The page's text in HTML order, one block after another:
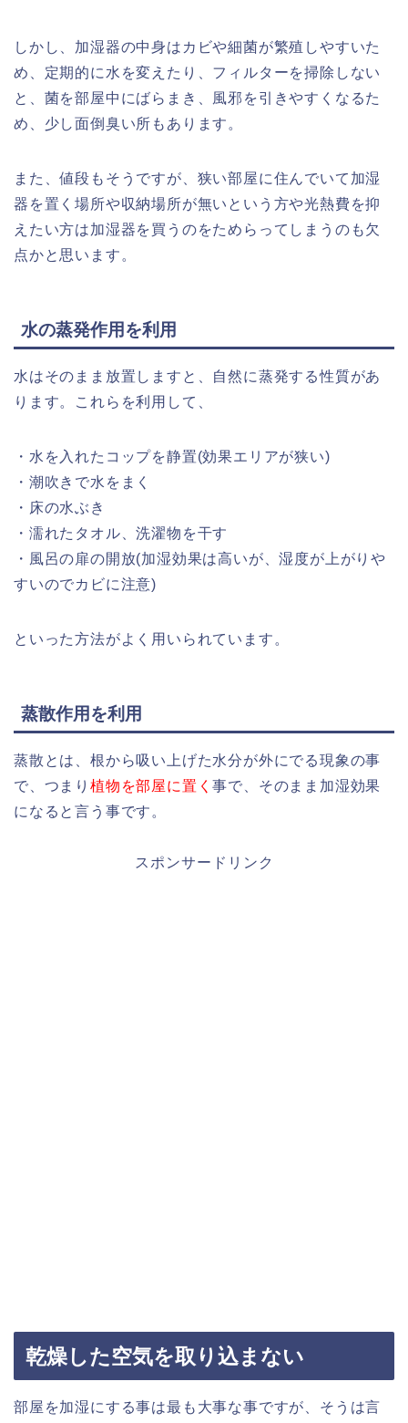
しかし、加湿器の中身はカビや細菌が繁殖しやすいた
め、定期的に水を変えたり、フィルターを掃除しない
と、菌を部屋中にばらまき、風邪を引きやすくなるた
め、少し面倒臭い所もあります。
また、値段もそうですが、狭い部屋に住んでいて加湿
器を置く場所や収納場所が無いという方や光熱費を抑
えたい方は加湿器を買うのをためらってしまうのも欠
点かと思います。
水の蒸発作用を利用
水はそのまま放置しますと、自然に蒸発する性質があ
ります。これらを利用して、
・水を入れたコップを静置(効果エリアが狭い)
・潮吹きで水をまく
・床の水ぶき
・濡れたタオル、洗濯物を干す
・風呂の扉の開放(加湿効果は高いが、湿度が上がりや
すいのでカビに注意)
といった方法がよく用いられています。
蒸散作用を利用
蒸散とは、根から吸い上げた水分が外にでる現象の事
で、つまり 植物を部屋に置く事で、そのまま加湿効果
になると言う事です。
スポンサードリンク
乾燥した空気を取り込まない
部屋を加湿にする事は最も大事な事ですが、そうは言